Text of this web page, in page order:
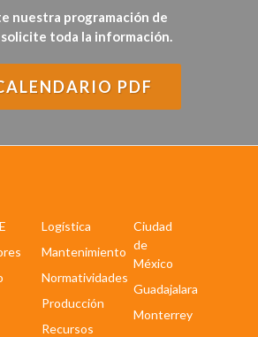
nuestra programación de
solicite toda la información.
PDF
Logística
Mantenimiento
Normatividades
Producción
Recursos
Ciudad
de
México
Guadajalara
Monterrey